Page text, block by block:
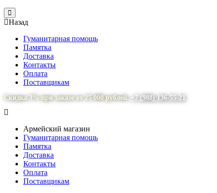
Close
Назад
Гуманитарная помощь
Памятка
Доставка
Контакты
Оплата
Поставщикам
Скидка 3% при заказе от 25 000 рублей. +7 (988) 136-55-21
Армейский магазин
Гуманитарная помощь
Памятка
Доставка
Контакты
Оплата
Поставщикам